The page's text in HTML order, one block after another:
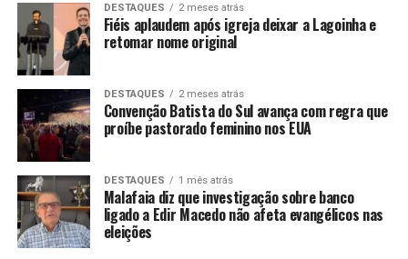
DESTAQUES 2 meses atrás
Fiéis aplaudem após igreja deixar a Lagoinha e
retomar nome original
DESTAQUES 2 meses atrás
Convenção Batista do Sul avança com regra que
proíbe pastorado feminino nos EUA
DESTAQUES 1 mês atrás
Malafaia diz que investigação sobre banco
ligado a Edir Macedo não afeta evangélicos nas
eleições